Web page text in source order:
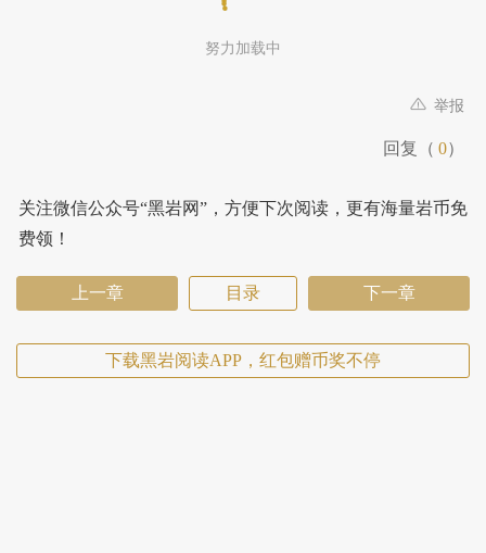
努力加载中
举报
回复（ 0）
关注微信公众号“黑岩网”，方便下次阅读，更有海量岩币免
费领！
上一章 目录 下一章
下载黑岩阅读APP，红包赠币奖不停